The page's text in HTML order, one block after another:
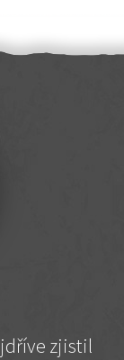
zjistil